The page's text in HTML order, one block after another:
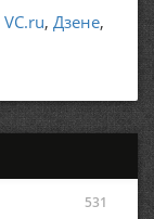
VC.ru, Дзене,
531